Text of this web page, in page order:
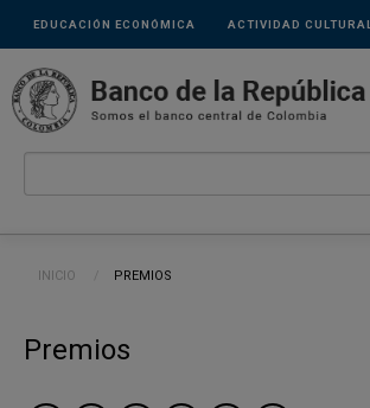
Pasar al contenido principal
Links
secundarios
ACTIVIDAD CULTURAL
EDUCACIÓN ECONÓMICA
Ruta de navegación
INICIO CURRENT:
PREMIOS
Premios